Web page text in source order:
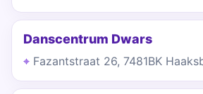
Danscentrum Dwars
Fazantstraat 26, 7481BK